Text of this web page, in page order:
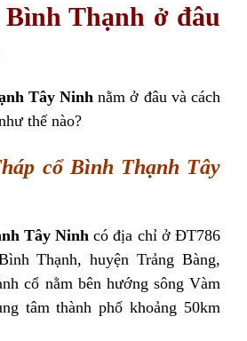
Bình Thạnh ở đâu
Tây Ninh nằm ở đâu và cách
thế nào?
cổ Bình Thạnh Tây
Tây Ninh có địa chỉ ở ĐT786
Thạnh, huyện Trảng Bàng,
cổ nằm bên hướng sông Vàm
tâm thành phố khoảng 50km